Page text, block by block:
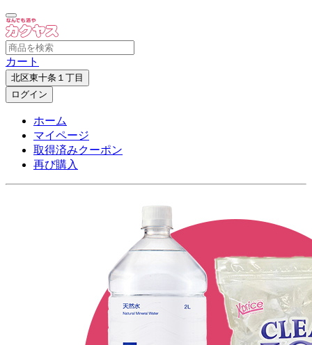
カート
北区東十条１丁目
ログイン
ホーム
マイページ
取得済みクーポン
再び購入